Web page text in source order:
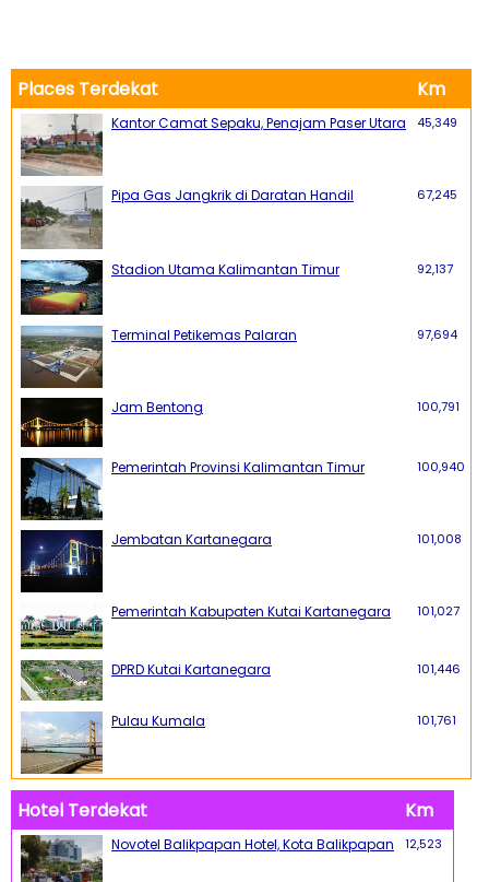
Places Terdekat Km
Kantor Camat Sepaku, Penajam Paser Utara 45,349
Pipa Gas Jangkrik di Daratan Handil 67,245
Stadion Utama Kalimantan Timur 92,137
Terminal Petikemas Palaran 97,694
Jam Bentong 100,791
Pemerintah Provinsi Kalimantan Timur 100,940
Jembatan Kartanegara 101,008
Pemerintah Kabupaten Kutai Kartanegara 101,027
DPRD Kutai Kartanegara 101,446
Pulau Kumala 101,761
Hotel Terdekat Km
Novotel Balikpapan Hotel, Kota Balikpapan 12,523